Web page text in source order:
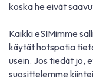
koska he eivät
Kaikki eSIMimme
käytät hotspotia
usein. Jos tiedät jo,
suosittelemme